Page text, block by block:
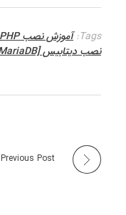
Tags: آموزش نصب PHP
نصب دیتابیس MySQL [MariaDB]
Previous Post